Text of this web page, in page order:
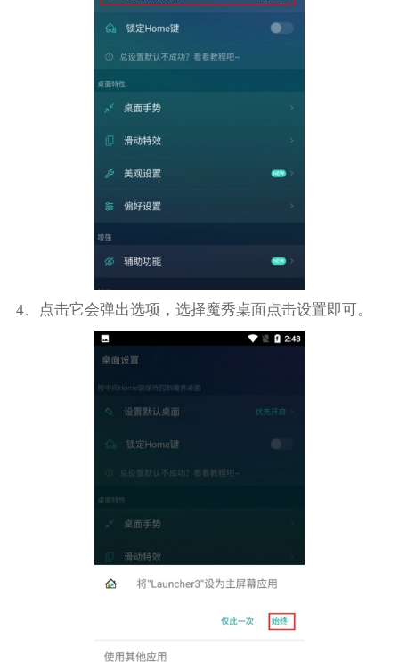
4、点击它会弹出选项，选择魔秀桌面点击设置即可。